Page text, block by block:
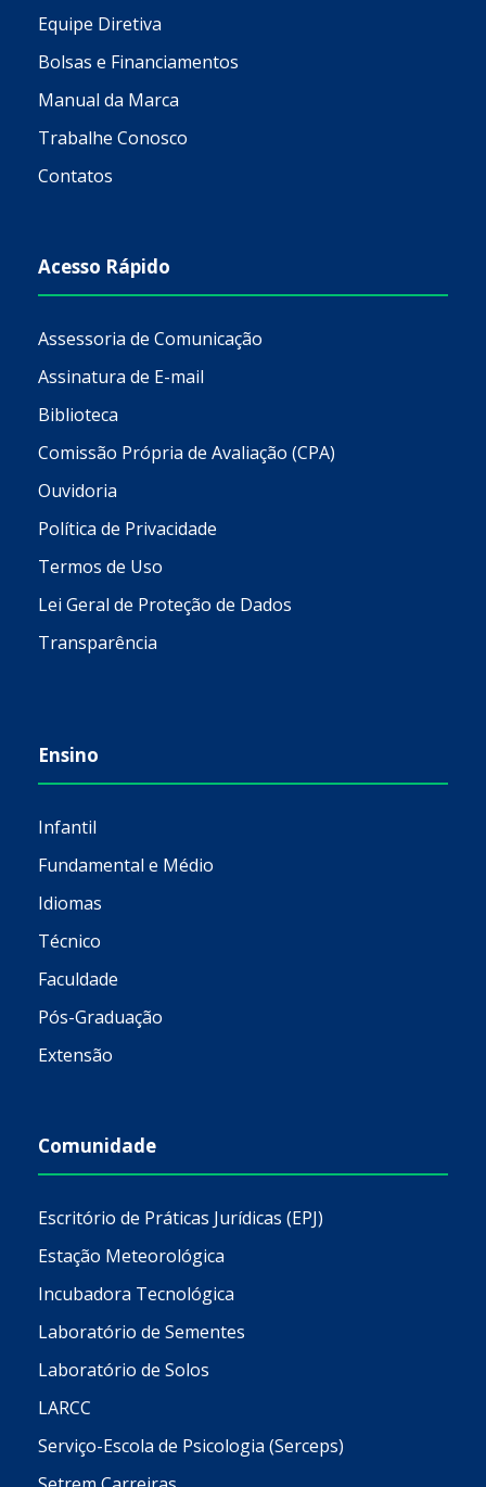
Equipe Diretiva
Bolsas e Financiamentos
Manual da Marca
Trabalhe Conosco
Contatos
Acesso Rápido
Assessoria de Comunicação
Assinatura de E-mail
Biblioteca
Comissão Própria de Avaliação (CPA)
Ouvidoria
Política de Privacidade
Termos de Uso
Lei Geral de Proteção de Dados
Transparência
Ensino
Infantil
Fundamental e Médio
Idiomas
Técnico
Faculdade
Pós-Graduação
Extensão
Comunidade
Escritório de Práticas Jurídicas (EPJ)
Estação Meteorológica
Incubadora Tecnológica
Laboratório de Sementes
Laboratório de Solos
LARCC
Serviço-Escola de Psicologia (Serceps)